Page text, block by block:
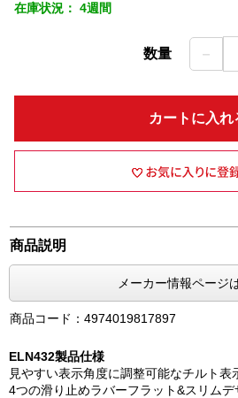
在庫状況： 4週間
数量 －
カートに入れ
商品説明
メーカー情報ページ
商品コード：4974019817897
ELN432製品仕様
見やすい表示角度に調整可能なチルト表
4つの滑り止めラバーフラット&スリムデ